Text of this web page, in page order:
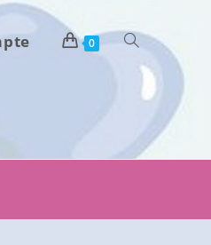
0 Toggle